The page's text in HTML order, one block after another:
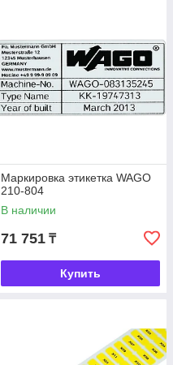
Маркировка этикетка WAGO
210-804
В наличии
71 751 ₸
Купить